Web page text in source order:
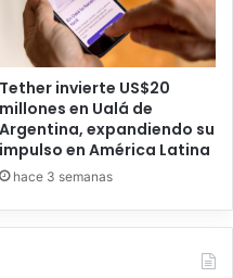
Tether invierte US$20
millones en Ualá de
Argentina, expandiendo su
impulso en América Latina
hace 3 semanas